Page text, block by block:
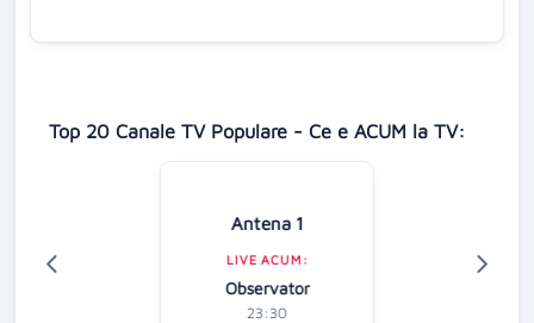
Top 20 Canale TV Populare - Ce e ACUM la TV:
Antena 1
LIVE ACUM:
Observator
23:30